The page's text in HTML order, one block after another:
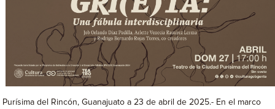
Purísima del Rincón, Guanajuato a 23 de abril de 2025.- En el marco